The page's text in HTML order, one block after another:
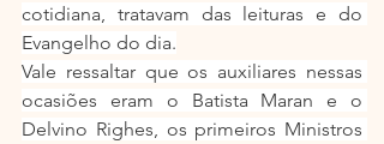
cotidiana, tratavam das leituras e do
Evangelho do dia.
Vale ressaltar que os auxiliares nessas
ocasiões eram o Batista Maran e o
Delvino Righes, os primeiros Ministros